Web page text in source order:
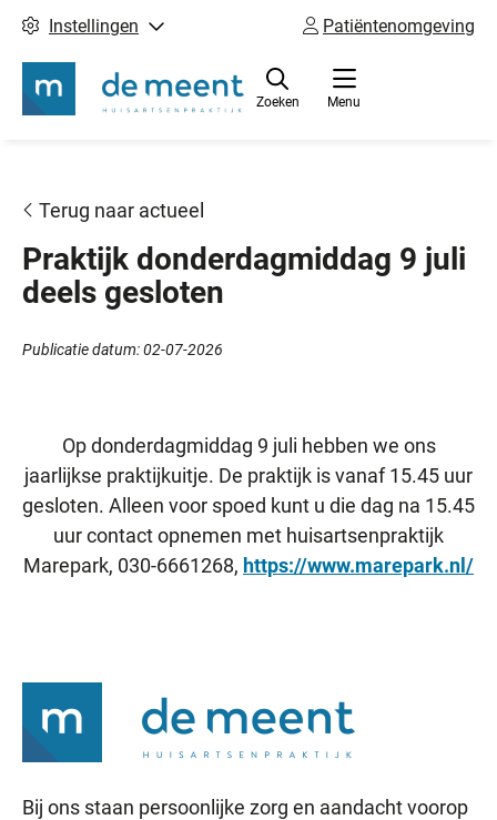
Instellingen Patiëntenomgeving
Menu
Zoeken
Praktijk donderdagmiddag 9 juli
deels gesloten
Terug naar actueel
Publicatie datum:02-07-2026
Op donderdagmiddag 9 juli hebben we ons
jaarlijkse praktijkuitje. De praktijk is vanaf 15.45 uur
gesloten. Alleen voor spoed kunt u die dag na 15.45
uur contact opnemen met huisartsenpraktijk
Marepark, 030-6661268, https://www.marepark.nl/
Bij ons staan persoonlijke zorg en aandacht voorop